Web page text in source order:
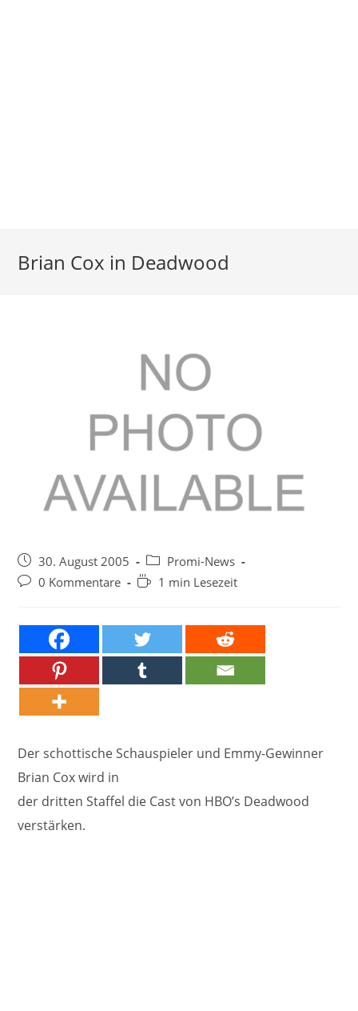
Brian Cox in Deadwood
Beitrag
veröffentlicht:
30. August 2005
Beitrags-
Kategorie:
Promi-News
Beitrags-
0 Kommentare Lesedauer:
1 min Lesezeit
Der schottische Schauspieler und Emmy-Gewinner
Brian Cox wird in
der dritten Staffel die Cast von HBO’s Deadwood
verstärken.